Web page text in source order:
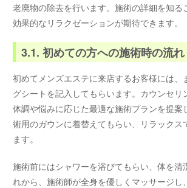
老廃物の除去を行います。施術の詳細を知る
効果的なリラクゼーションが期待できます。
3.1. 初めての方への施術時の流れ
初めてメンズエステに来店するお客様には、
グシートを記入してもらいます。カウンセリ
体調や悩みに応じた最適な施術プランを提案
術用のガウンに着替えてもらい、リラックス
ます。
施術前にはシャワーを浴びてもらい、体を清
れから、施術師が全身を優しくマッサージし